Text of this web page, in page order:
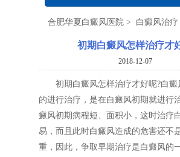
合肥华夏白癜风医院 > 白癜风治疗
初期白癜风怎样治疗才
2018-12-07
初期白癜风怎样治疗才好呢?白癜
的进行治疗，是在白癜风初期就进行
癜风初期病程短、面积小，这时治疗
易，而且此时白癜风造成的危害还不
重，因此，争取早期治疗是白癜风的